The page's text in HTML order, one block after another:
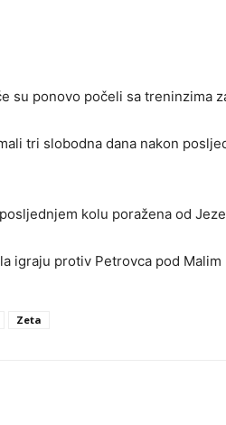
su ponovo počeli sa treninzima
tri slobodna dana nakon
kolu poražena od
igraju protiv Petrovca pod Malim
Zeta